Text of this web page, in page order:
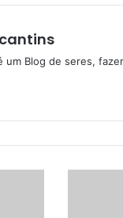
um Blog de seres,